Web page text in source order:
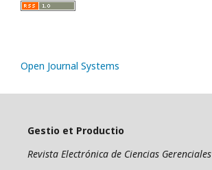
Open Journal Systems
Gestio et Productio
Revista Electrónica de Ciencias Gerenciales